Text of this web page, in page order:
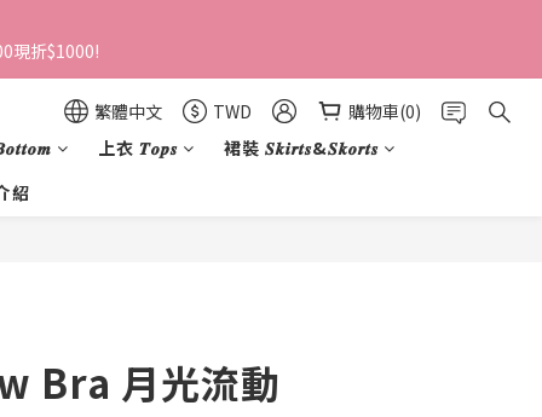
現折$1000!
繁體中文 TWD
購物車(0)
上衣 𝑻𝒐𝒑𝒔
裙裝 𝑺𝒌𝒊𝒓𝒕𝒔&𝑺𝒌𝒐𝒓𝒕𝒔
紹
Bra 月光流動